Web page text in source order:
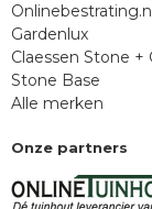
Onlinebestrating.nl
Gardenlux
Claessen Stone +
Stone Base
Alle merken
Onze partners